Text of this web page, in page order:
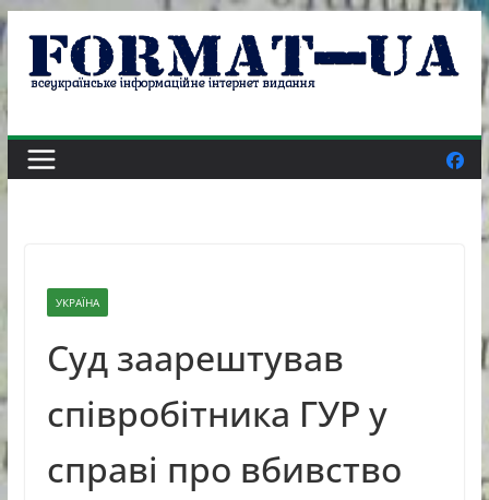
Skip
content
УКРАЇНА
Суд заарештував
співробітника ГУР у
справі про вбивство